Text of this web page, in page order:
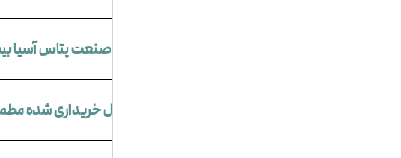
چگونه می‌توانم درباره مناقصات صنعت پتاس آسیا
چگونه می‌توانم از اصالت محصول خریداری شده